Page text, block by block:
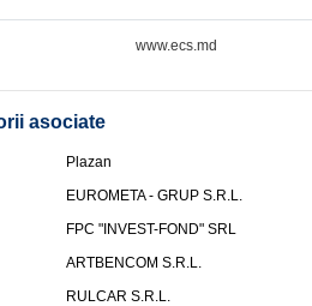
www.ecs.md
asociate
Plazan
EUROMETA - GRUP S.R.L.
FPC "INVEST-FOND" SRL
ARTBENCOM S.R.L.
RULCAR S.R.L.